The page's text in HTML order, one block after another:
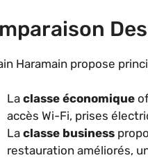
Haramain propose
La classe économique
accès Wi-Fi, prises
La classe business
restauration améliorés,